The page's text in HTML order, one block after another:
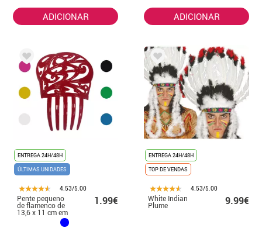
ADICIONAR ADICIONAR
ENTREGA 24H/48H
ÚLTIMAS UNIDADES
4.53/5.00
Pente pequeno
de flamenco de
13,6 x 11 cm em
várias cores
1.99€
ENTREGA 24H/48H
TOP DE VENDAS
4.53/5.00
White Indian
Plume 9.99€